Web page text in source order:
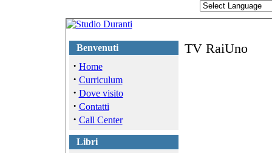
Benvenuti
· Home
· Curriculum
· Dove visito
· Contatti
· Call Center
Libri
TV RaiUno